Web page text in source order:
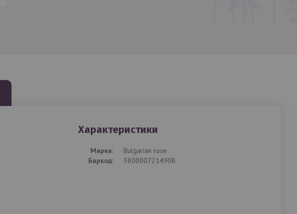
Характеристики
Mарка:
Bulgarian rose
Баркод:
3800007214908